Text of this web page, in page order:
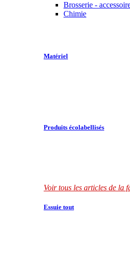
Brosserie -
Chimie
Matériel
Produits écolabellisés
Voir tous les articles de la
Essuie tout